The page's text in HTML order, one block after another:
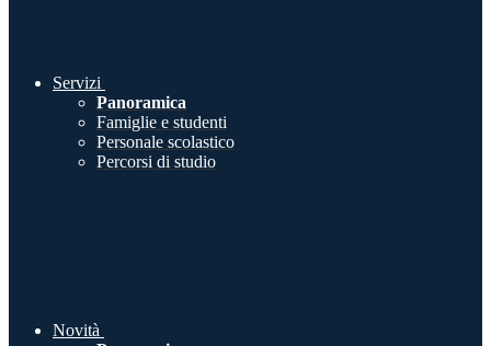
Servizi
Panoramica
Famiglie e studenti
Personale scolastico
Percorsi di studio
Novità